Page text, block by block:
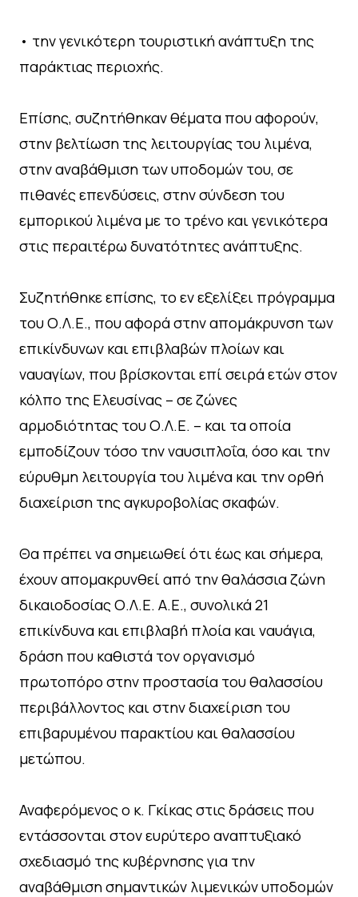
• την γενικότερη τουριστική ανάπτυξη της
παράκτιας περιοχής.
Επίσης, συζητήθηκαν θέματα που αφορούν,
στην βελτίωση της λειτουργίας του λιμένα,
στην αναβάθμιση των υποδομών του, σε
πιθανές επενδύσεις, στην σύνδεση του
εμπορικού λιμένα με το τρένο και γενικότερα
στις περαιτέρω δυνατότητες ανάπτυξης.
Συζητήθηκε επίσης, το εν εξελίξει πρόγραμμα
του Ο.Λ.Ε., που αφορά στην απομάκρυνση των
επικίνδυνων και επιβλαβών πλοίων και
ναυαγίων, που βρίσκονται επί σειρά ετών στον
κόλπο της Ελευσίνας – σε ζώνες
αρμοδιότητας του Ο.Λ.Ε. – και τα οποία
εμποδίζουν τόσο την ναυσιπλοΐα, όσο και την
εύρυθμη λειτουργία του λιμένα και την ορθή
διαχείριση της αγκυροβολίας σκαφών.
Θα πρέπει να σημειωθεί ότι έως και σήμερα,
έχουν απομακρυνθεί από την θαλάσσια ζώνη
δικαιοδοσίας Ο.Λ.Ε. Α.Ε., συνολικά 21
επικίνδυνα και επιβλαβή πλοία και ναυάγια,
δράση που καθιστά τον οργανισμό
πρωτοπόρο στην προστασία του θαλασσίου
περιβάλλοντος και στην διαχείριση του
επιβαρυμένου παρακτίου και θαλασσίου
μετώπου.
Αναφερόμενος ο κ. Γκίκας στις δράσεις που
εντάσσονται στον ευρύτερο αναπτυξιακό
σχεδιασμό της κυβέρνησης για την
αναβάθμιση σημαντικών λιμενικών υποδομών